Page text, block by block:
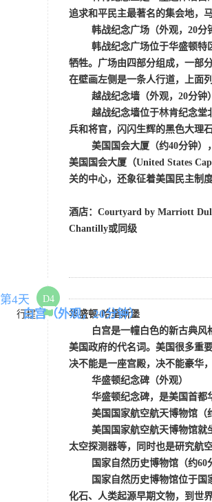
追求和平民主最著名的集会地，
韩战纪念广场 （外观，20分
韩战纪念广场位于华盛顿特
牺牲。广场由四部分组成，一部
在壁画左侧是一条人行道，上面
越战纪念墙 （外观，20分钟
越战纪念墙位于林肯纪念堂
兵和将官，闪闪生辉的黑色大理
美国国会大厦（约40分钟）
美国国会大厦（United States
关的中心，还象征着美国民主制
酒店： Courtyard by Marriott
Chantilly或同级
第4天
D4
行程
华盛顿-哈里斯堡
白宫（外观，20分钟）
白宫是一幢白色的新古典风
美国政府的代名词。美国很多重
决不能是一座宫殿，决不能豪华
华盛顿纪念碑（外观）
华盛顿纪念碑，是美国首都
美国国家航空航天博物馆（
美国国家航空航天博物馆就
太空探测器等，同时也是研究航
国家自然历史博物馆（约60
国家自然历史博物馆位于
化石、人类起源早期文物，到世